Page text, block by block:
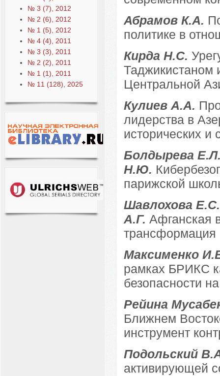
№ 3 (7), 2012
№ 2 (6), 2012
№ 1 (5), 2012
№ 4 (4), 2011
№ 3 (3), 2011
№ 2 (2), 2011
№ 1 (1), 2011
№ 11 (128), 2025
Абрамов К.А.
политике в
Кирда Н.С.
Таджикистаном
Центральной
Кулиев А.А.
лидерства в
исторических
Болдырева
Н.Ю.
парижской
Шавлохова
А.Г. Афганская
Максименко
рамках БРИКС
безопасности
Рейина
Ближнем
инструмент
Подольский
активирующей